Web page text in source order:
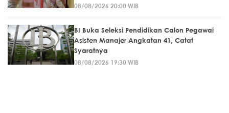
08/08/2026 20:00 WIB
BI Buka Seleksi Pendidikan Calon Pegawai
Asisten Manajer Angkatan 41, Catat
Syaratnya
08/08/2026 19:30 WIB